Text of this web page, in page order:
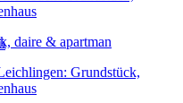
daire & apartman